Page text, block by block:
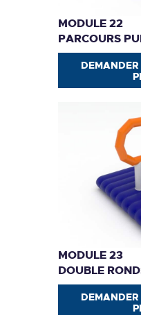
MODULE 22
PARCOURS
MODULE 23
DOUBLE